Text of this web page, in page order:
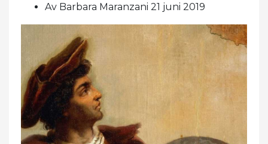
Av Barbara Maranzani 21 juni 2019